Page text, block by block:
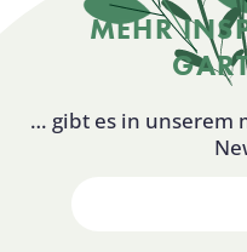
MEHR
… gibt es in unserem